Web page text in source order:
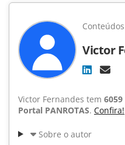
Victor
Victor Fernandes tem 6059
Portal PANROTAS. Confira!
Sobre o autor